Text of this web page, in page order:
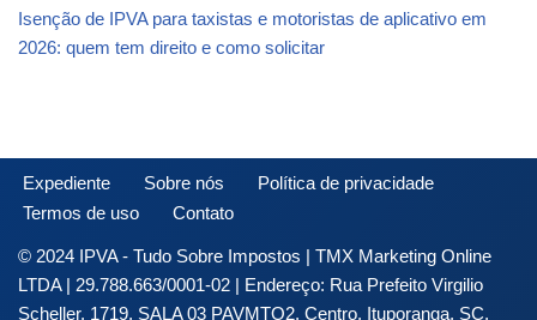
Isenção de IPVA para taxistas e motoristas de aplicativo em
2026: quem tem direito e como solicitar
Expediente Sobre nós
Política de privacidade
Termos de uso
Contato
© 2024 IPVA - Tudo Sobre Impostos | TMX Marketing Online
LTDA | 29.788.663/0001-02 | Endereço: Rua Prefeito Virgilio
Scheller, 1719, SALA 03 PAVMTO2, Centro, Ituporanga, SC,